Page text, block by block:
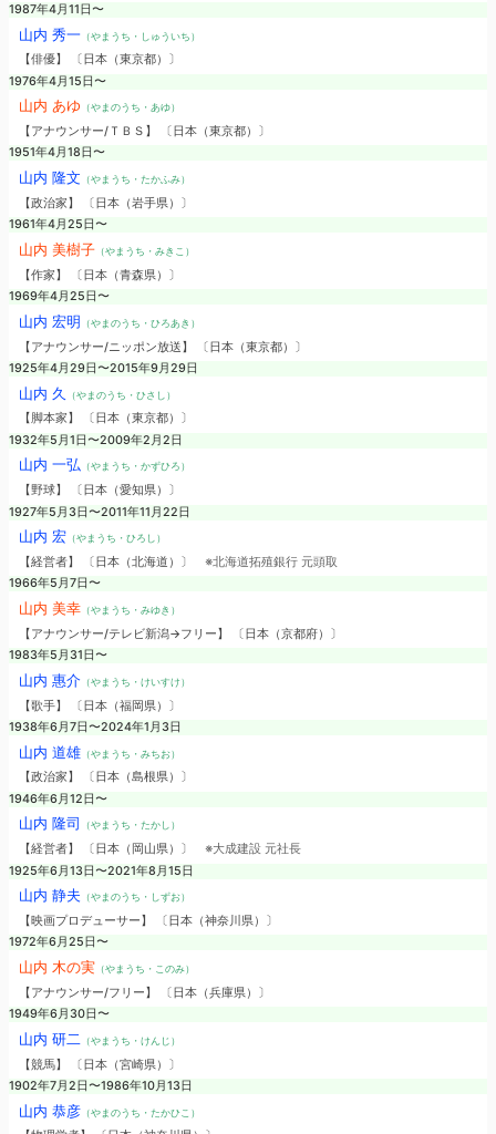
1987年4月11日〜
山内 秀一（やまうち・しゅういち）
【俳優】 〔日本（東京都）〕
1976年4月15日〜
山内 あゆ （やまのうち・あゆ）
【アナウンサー/ＴＢＳ】 〔日本（東京都）〕
1951年4月18日〜
山内 隆文 （やまうち・たかふみ）
【政治家】 〔日本（岩手県）〕
1961年4月25日〜
山内 美樹子（やまうち・みきこ）
【作家】 〔日本（青森県）〕
1969年4月25日〜
山内 宏明 （やまのうち・ひろあき）
【アナウンサー/ニッポン放送】 〔日本（東京都）〕
1925年4月29日〜2015年9月29日
山内 久 （やまのうち・ひさし）
【脚本家】 〔日本（東京都）〕
1932年5月1日〜2009年2月2日
山内 一弘（やまうち・かずひろ）
【野球】 〔日本（愛知県）〕
1927年5月3日〜2011年11月22日
山内 宏（やまうち・ひろし）
【経営者】 〔日本（北海道）〕 ※北海道拓殖銀行 元頭取
1966年5月7日〜
山内 美幸（やまうち・みゆき）
【アナウンサー/テレビ新潟→フリー】 〔日本（京都府）〕
1983年5月31日〜
山内 惠介（やまうち・けいすけ）
【歌手】 〔日本（福岡県）〕
1938年6月7日〜2024年1月3日
山内 道雄（やまうち・みちお）
【政治家】 〔日本（島根県）〕
1946年6月12日〜
山内 隆司 （やまうち・たかし）
【経営者】 〔日本（岡山県）〕 ※大成建設 元社長
1925年6月13日〜2021年8月15日
山内 静夫 （やまのうち・しずお）
【映画プロデューサー】 〔日本（神奈川県）〕
1972年6月25日〜
山内 木の実（やまうち・このみ）
【アナウンサー/フリー】 〔日本（兵庫県）〕
1949年6月30日〜
山内 研二 （やまうち・けんじ）
【競馬】 〔日本（宮崎県）〕
1902年7月2日〜1986年10月13日
山内 恭彦（やまのうち・たかひこ）